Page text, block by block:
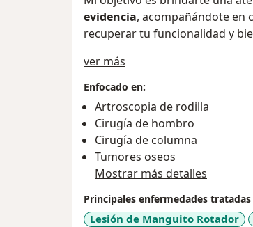
evidencia, acompañándote en
recuperar tu funcionalidad y
ver más
Enfocado en:
Artroscopia de rodilla
Cirugía de hombro
Cirugía de columna
Tumores oseos
Mostrar más detalles
Principales enfermedades tratadas
Lesión de Manguito Rotador